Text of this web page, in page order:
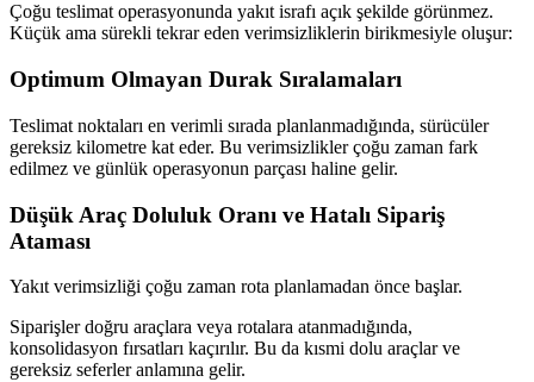
Çoğu teslimat operasyonunda yakıt israfı açık şekilde görünmez.
Küçük ama sürekli tekrar eden verimsizliklerin birikmesiyle oluşur:
Optimum Olmayan Durak Sıralamaları
Teslimat noktaları en verimli sırada planlanmadığında, sürücüler
gereksiz kilometre kat eder. Bu verimsizlikler çoğu zaman fark
edilmez ve günlük operasyonun parçası haline gelir.
Düşük Araç Doluluk Oranı ve Hatalı Sipariş
Ataması
Yakıt verimsizliği çoğu zaman rota planlamadan önce başlar.
Siparişler doğru araçlara veya rotalara atanmadığında,
konsolidasyon fırsatları kaçırılır. Bu da kısmi dolu araçlar ve
gereksiz seferler anlamına gelir.